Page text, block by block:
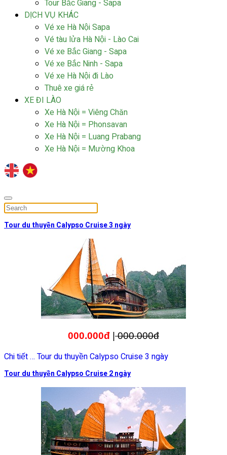
Tour Bắc Giang - Sapa
DỊCH VỤ KHÁC
Vé xe Hà Nội Sapa
Vé tàu lửa Hà Nội - Lào Cai
Vé xe Bắc Giang - Sapa
Vé xe Bắc Ninh - Sapa
Vé xe Hà Nội đi Lào
Thuê xe giá rẻ
XE ĐI LÀO
Xe Hà Nội = Viêng Chăn
Xe Hà Nội = Phonsavan
Xe Hà Nội = Luang Prabang
Xe Hà Nội = Mường Khoa
Tour du thuyền Calypso Cruise 3 ngày
000.000đ |000.000đ
Chi tiết … Tour du thuyền Calypso Cruise 3 ngày
Tour du thuyền Calypso Cruise 2 ngày